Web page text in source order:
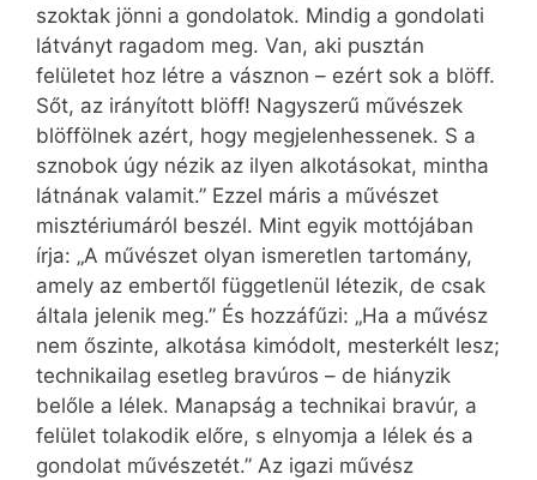
szoktak jönni a gondolatok. Mindig a gondolati
látványt ragadom meg. Van, aki pusztán
felületet hoz létre a vásznon – ezért sok a blöff.
Sőt, az irányított blöff! Nagyszerű művészek
blöffölnek azért, hogy megjelenhessenek. S a
sznobok úgy nézik az ilyen alkotásokat, mintha
látnának valamit.” Ezzel máris a művészet
misztériumáról beszél. Mint egyik mottójában
írja: „A művészet olyan ismeretlen tartomány,
amely az embertől függetlenül létezik, de csak
általa jelenik meg.” És hozzáfűzi: „Ha a művész
nem őszinte, alkotása kimódolt, mesterkélt lesz;
technikailag esetleg bravúros – de hiányzik
belőle a lélek. Manapság a technikai bravúr, a
felület tolakodik előre, s elnyomja a lélek és a
gondolat művészetét.” Az igazi művész